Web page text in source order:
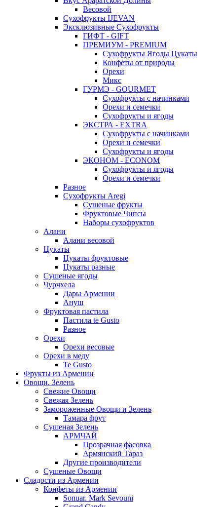
Весовой
Сухофрукты IJEVAN
Эксклюзивные Сухофрукты
ГИФТ - GIFT
ПРЕМИУМ - PREMIUM
Сухофрукты Ягоды Цукаты
Конфеты от природы
Орехи
Микс
ГУРМЭ - GOURMET
Сухофрукты с начинками
Орехи и семечки
Сухофрукты и ягоды
ЭКСТРА - EXTRA
Сухофрукты с начинками
Орехи и семечки
Сухофрукты и ягоды
ЭКОНОМ - ECONOM
Сухофрукты и ягоды
Орехи и семечки
Разное
Сухофрукты Aregi
Сушеные фрукты
Фруктовые Чипсы
Наборы сухофруктов
Алани
Алани весовой
Цукаты
Цукаты фруктовые
Цукаты разные
Сушеные ягоды
Чурчхела
Дары Армении
Ануш
Фруктовая пастила
Пастила te Gusto
Разное
Орехи
Орехи весовые
Орехи в меду
Te Gusto
Фрукты из Армении
Овощи. Зелень
Свежие Овощи
Свежая Зелень
Замороженные Овощи и Зелень
Тамара фрут
Сушеная Зелень
АРМЧАЙ
Прозрачная фасовка
Армянский Тараз
Другие производители
Сушеные Овощи
Сладости из Армении
Конфеты из Армении
Sonuar. Mark Sevouni